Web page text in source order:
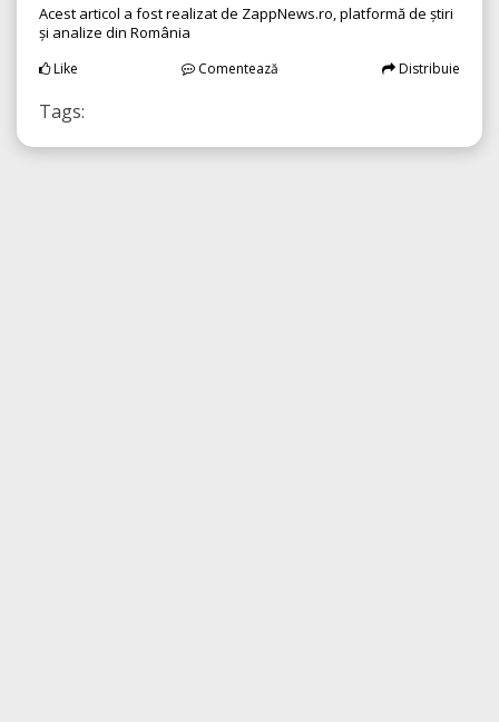
Acest articol a fost realizat de ZappNews.ro, platformă de știri
și analize din România
Like Comentează Distribuie
Tags: